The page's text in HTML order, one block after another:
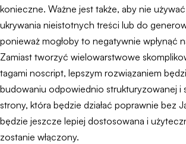
konieczne. Ważne jest także, aby nie
ukrywania nieistotnych treści lub do
ponieważ mogłoby to negatywnie wpłynąć
Zamiast tworzyć wielowarstwowe
tagami noscript, lepszym rozwiązaniem
budowaniu odpowiednio strukturyzowanej i
strony, która będzie działać poprawnie bez
będzie jeszcze lepiej dostosowana i
zostanie włączony.